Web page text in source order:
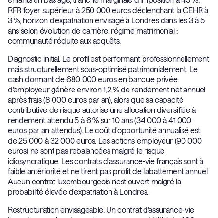
RFR foyer supérieur à 250 000 euros déclenchant la CEHR à
3 %, horizon d'expatriation envisagé à Londres dans les 3 à 5
ans selon évolution de carrière, régime matrimonial :
communauté réduite aux acquêts.
Diagnostic initial. Le profil est performant professionnellement
mais structurellement sous-optimisé patrimonialement. Le
cash dormant de 680 000 euros en banque privée
d'employeur génère environ 1,2 % de rendement net annuel
après frais (8 000 euros par an), alors que sa capacité
contributive de risque autorise une allocation diversifiée à
rendement attendu 5 à 6 % sur 10 ans (34 000 à 41 000
euros par an attendus). Le coût d'opportunité annualisé est
de 25 000 à 32 000 euros. Les actions employeur (90 000
euros) ne sont pas rebalancées malgré le risque
idiosyncratique. Les contrats d'assurance-vie français sont à
faible antériorité et ne tirent pas profit de l'abattement annuel.
Aucun contrat luxembourgeois n'est ouvert malgré la
probabilité élevée d'expatriation à Londres.
Restructuration envisageable. Un contrat d'assurance-vie